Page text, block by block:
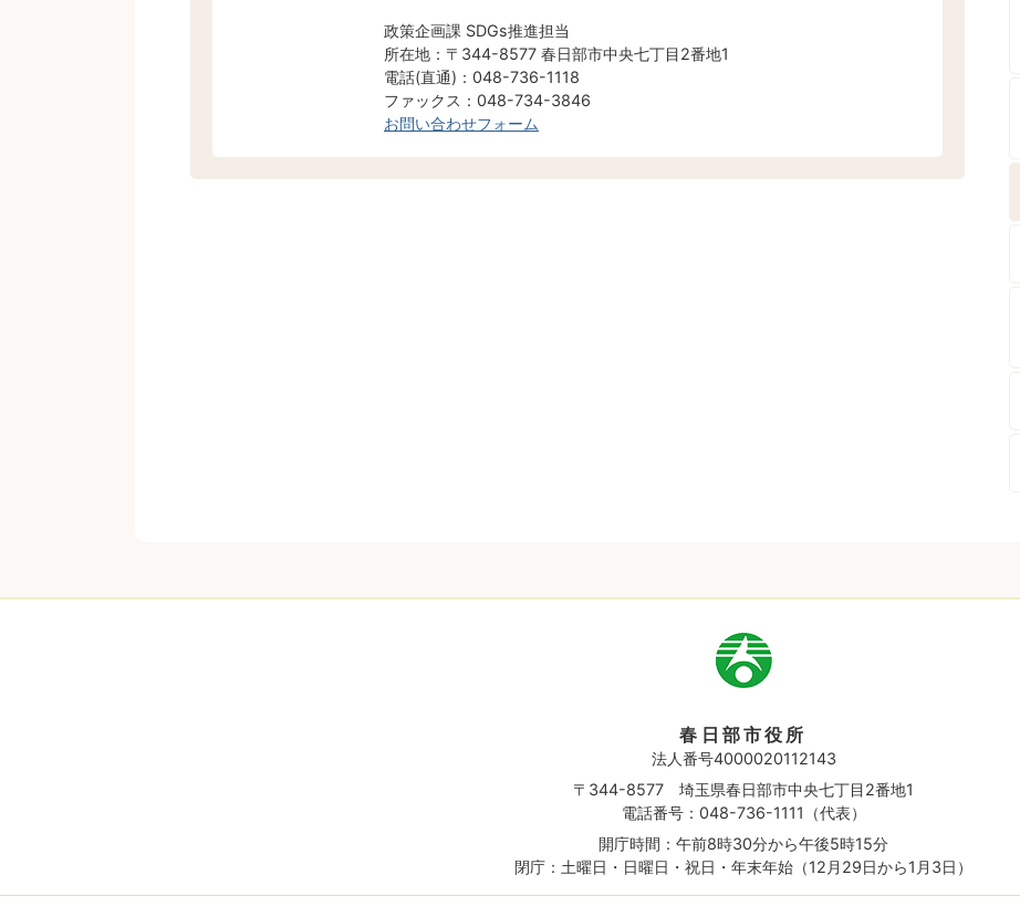
政策企画課 SDGs推進担当
所在地：〒344-8577 春日部市中央七丁目2番地1
電話(直通)：048-736-1118
ファックス：048-734-3846
お問い合わせフォーム
市
章
春日部市役所
法人番号4000020112143
〒344-8577 埼玉県春日部市中央七丁目2番地1
電話番号：048-736-1111（代表）
開庁時間：午前8時30分から午後5時15分
閉庁：土曜日・日曜日・祝日・年末年始（12月29日から1月3日）